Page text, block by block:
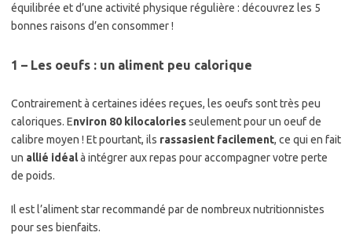
équilibrée et d’une activité physique régulière : découvrez les 5
bonnes raisons d’en consommer !
1 – Les oeufs : un aliment peu calorique
Contrairement à certaines idées reçues, les oeufs sont très peu
caloriques. Environ 80 kilocaloriesseulement pour un oeuf de
calibre moyen ! Et pourtant, ils rassasient facilement, ce qui en fait
un allié idéalà intégrer aux repas pour accompagner votre perte
de poids.
Il est l’aliment star recommandé par de nombreux nutritionnistes
pour ses bienfaits.